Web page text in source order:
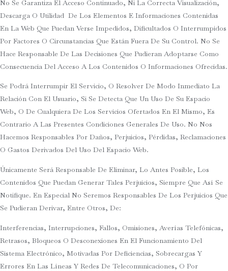
No Se Garantiza El Acceso Continuado, Ni La Correcta Visualización,
Descarga O Utilidad De Los Elementos E Informaciones Contenidas
En La Web Que Puedan Verse Impedidos, Dificultados O Interrumpidos
Por Factores O Circunstancias Que Están Fuera De Su Control. No Se
Hace Responsable De Las Decisiones Que Pudieran Adoptarse Como
Consecuencia Del Acceso A Los Contenidos O Informaciones Ofrecidas.
Se Podrá Interrumpir El Servicio, O Resolver De Modo Inmediato La
Relación Con El Usuario, Si Se Detecta Que Un Uso De Su Espacio
Web, O De Cualquiera De Los Servicios Ofertados En El Mismo, Es
Contrario A Las Presentes Condiciones Generales De Uso. No Nos
Hacemos Responsables Por Daños, Perjuicios, Pérdidas, Reclamaciones
O Gastos Derivados Del Uso Del Espacio Web.
Únicamente Será Responsable De Eliminar, Lo Antes Posible, Los
Contenidos Que Puedan Generar Tales Perjuicios, Siempre Que Así Se
Notifique. En Especial No Seremos Responsables De Los Perjuicios Que
Se Pudieran Derivar, Entre Otros, De:
Interferencias, Interrupciones, Fallos, Omisiones, Averías Telefónicas,
Retrasos, Bloqueos O Desconexiones En El Funcionamiento Del
Sistema Electrónico, Motivadas Por Deficiencias, Sobrecargas Y
Errores En Las Líneas Y Redes De Telecomunicaciones, O Por